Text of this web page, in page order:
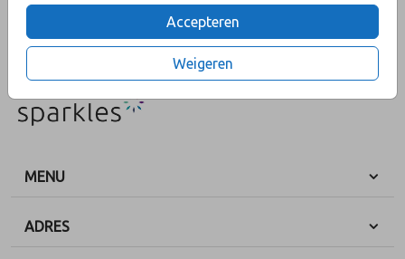
Accepteren
Weigeren
Sluitzegel wij gaan trouwen
Prijs: per 25 zegels
MENU
ADRES